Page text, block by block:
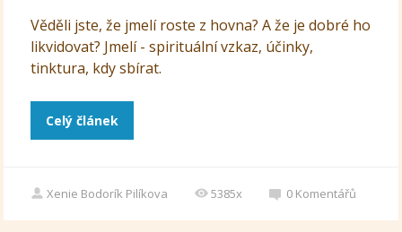
Věděli jste, že jmelí roste z hovna? A že je dobré ho
likvidovat? Jmelí - spirituální vzkaz, účinky,
tinktura, kdy sbírat.
Celý článek
Xenie Bodorík Pilíkova 5385x 0 Komentářů